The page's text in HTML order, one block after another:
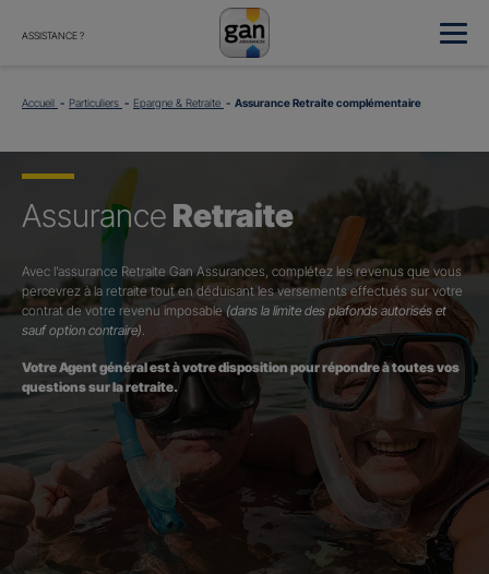
ASSISTANCE ?
Accueil Particuliers Epargne & Retraite Assurance Retraite complémentaire
Assurance Retraite
Avec l’assurance Retraite Gan Assurances, complétez les revenus que vous
percevrez à la retraite tout en déduisant les versements effectués sur votre
contrat de votre revenu imposable (dans la limite des plafonds autorisés et
sauf option contraire).
Votre Agent général est à votre disposition pour répondre à toutes vos
questions sur la retraite.